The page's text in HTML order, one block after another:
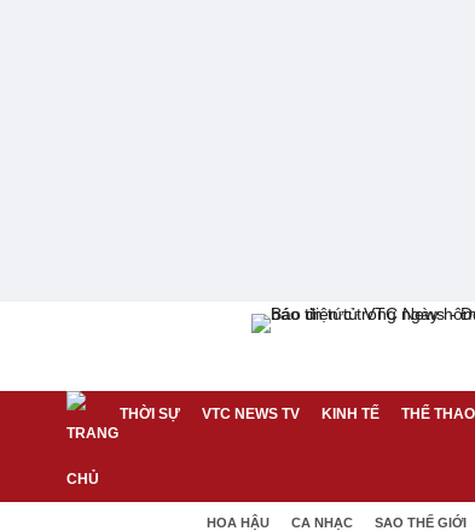
THỜI SỰ VTC NEWS TV KINH TẾ THỂ THAO
HOA HẬU CA NHẠC SAO THẾ GIỚI